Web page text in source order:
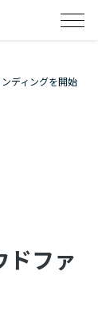
ディングを開始
ドファ